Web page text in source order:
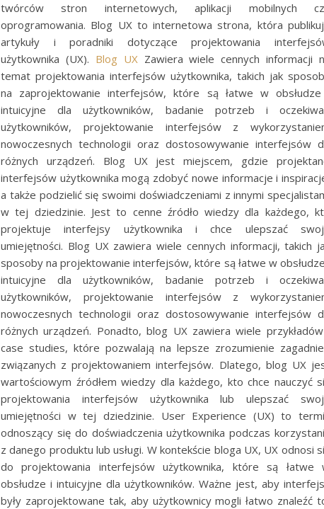
twórców stron internetowych, aplikacji mobilnych
oprogramowania. Blog UX to internetowa strona, która
artykuły i poradniki dotyczące projektowania
użytkownika (UX). Blog UX Zawiera wiele cennych informacji
temat projektowania interfejsów użytkownika, takich jak
na zaprojektowanie interfejsów, które są łatwe w
intuicyjne dla użytkowników, badanie potrzeb i
użytkowników, projektowanie interfejsów z
nowoczesnych technologii oraz dostosowywanie interfejsów
różnych urządzeń. Blog UX jest miejscem, gdzie
interfejsów użytkownika mogą zdobyć nowe informacje i
a także podzielić się swoimi doświadczeniami z innymi
w tej dziedzinie. Jest to cenne źródło wiedzy dla każdego,
projektuje interfejsy użytkownika i chce ulepszać
umiejętności. Blog UX zawiera wiele cennych informacji, takich
sposoby na projektowanie interfejsów, które są łatwe w
intuicyjne dla użytkowników, badanie potrzeb i
użytkowników, projektowanie interfejsów z
nowoczesnych technologii oraz dostosowywanie interfejsów
różnych urządzeń. Ponadto, blog UX zawiera wiele
case studies, które pozwalają na lepsze zrozumienie
związanych z projektowaniem interfejsów. Dlatego, blog UX
wartościowym źródłem wiedzy dla każdego, kto chce nauczyć
projektowania interfejsów użytkownika lub ulepszać
umiejętności w tej dziedzinie. User Experience (UX) to
odnoszący się do doświadczenia użytkownika podczas
z danego produktu lub usługi. W kontekście bloga UX, UX odnosi
do projektowania interfejsów użytkownika, które są łatwe
obsłudze i intuicyjne dla użytkowników. Ważne jest, aby
były zaprojektowane tak, aby użytkownicy mogli łatwo znaleźć